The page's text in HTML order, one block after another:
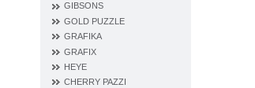
GIBSONS
GOLD PUZZLE
GRAFIKA
GRAFIX
HEYE
CHERRY PAZZI